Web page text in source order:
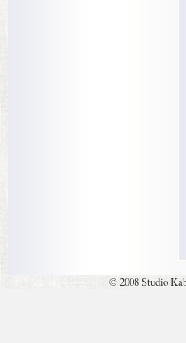
© 2008 Studio